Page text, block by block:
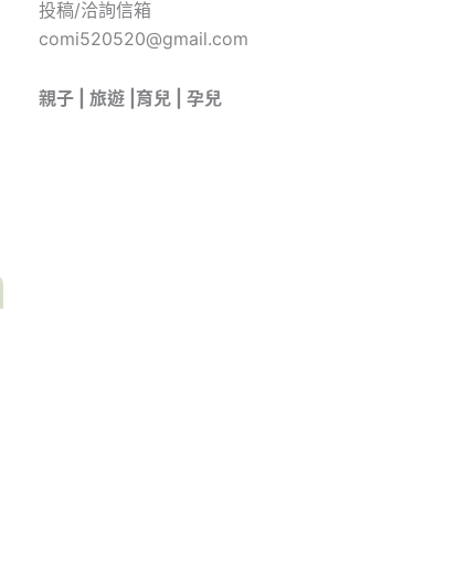
投稿/洽詢信箱
comi520520@gmail.com
親子 | 旅遊 |育兒 | 孕兒